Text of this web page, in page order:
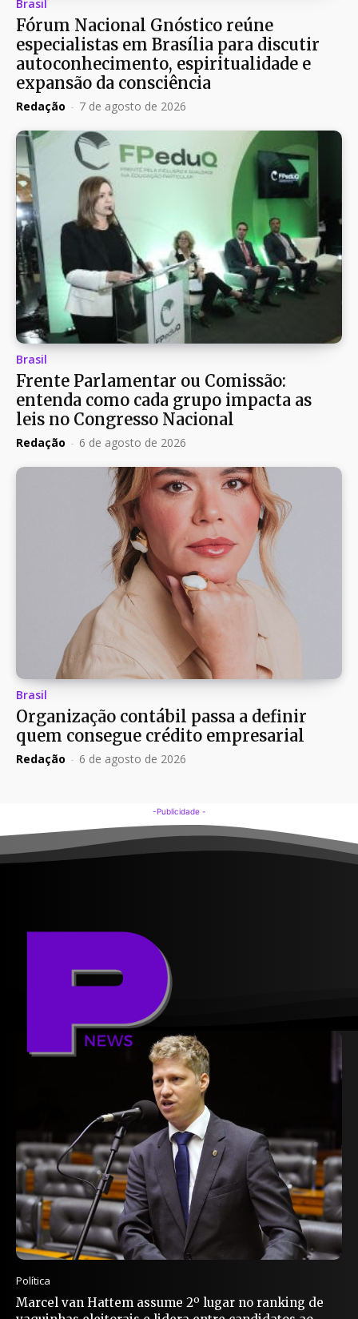
Brasil
Fórum Nacional Gnóstico reúne
especialistas em Brasília para discutir
autoconhecimento, espiritualidade e
expansão da consciência
Redação - 7 de agosto de 2026
Brasil
Frente Parlamentar ou Comissão:
entenda como cada grupo impacta as
leis no Congresso Nacional
Redação - 6 de agosto de 2026
Brasil
Organização contábil passa a definir
quem consegue crédito empresarial
Redação - 6 de agosto de 2026
-Publicidade -
Política
Marcel van Hattem assume 2º lugar no ranking de